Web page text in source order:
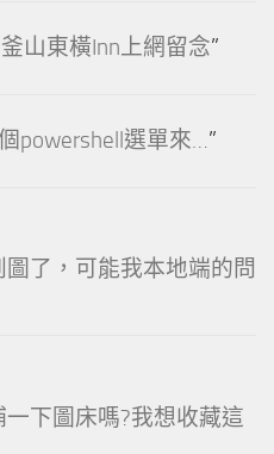
山東橫Inn上網留念”
powershell選單來…”
了，可能我本地端的問
一下圖床嗎?我想收藏這